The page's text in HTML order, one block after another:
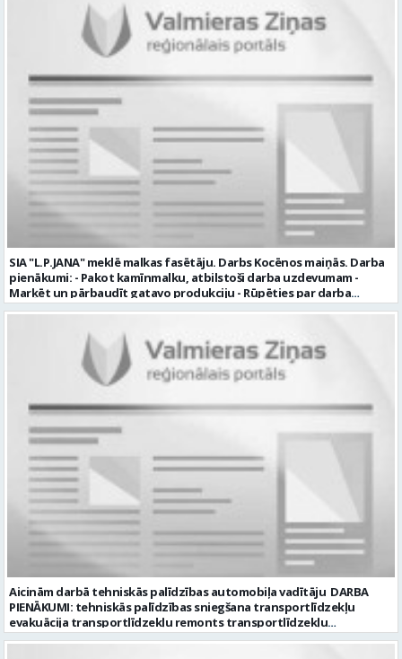
profesionālā izglītība augsta atbildības sajūta, precizitāte un labas
komunikācijas spējas labas iemaņas darbā ar datoru un
elektronisko kases aparātu UZŅĒMUMS PIEDĀVĀ: darbu stabilā
uzņēmumā darba laiku: maiņu grafiks (1. dežūra no plkst. 05.20 līdz
plkst. 16.20 un 2.dežūra no plkst. 12.50-21.00) darba samaksu sākot no
1100 līdz 1250 EUR (pirms nodokļu nomaksas) pilnas sociālās
garantijas veselības apdrošināšanas iespējas dinamisku un
profesionālu darba vidi apmācību pirms darba pienākumu
uzsākšanas CV ar norādi vakancei „dispečers Valmierā” iesniegt līdz
2026. gada 21. augustam (ieskaitot): sūtot elektroniski uz info@vtu-
valmiera.lv personīgi SIA „VTU Valmiera”, Reģ.nr. 40003004220,
„Brandeļi”, Brandeļi, Kocēnu pagasts, Valmieras novads, personāla
daļā darba dienās no plkst. 13:00 līdz 16:00. 2 nedēļu laikā pēc
konkursa termiņa beigām sazināsimies ar pretendentiem, kuri tiks
aicināti uz tikšanos klātienē. Informācijai: 29231565 * Iesniegtos
personas datus SIA “VTU VALMIERA” izmantos, lai konkursa kārtībā
noteiktu vakancei atbilstošāko kandidātu. Ja kandidāts vēlas, lai
viņa personas dati tiktu saglabāti SIA “VTU VALMIERA” iekšējā datu
bāzē ar mērķi tos apstrādāt citos SIA “VTU VALMIERA” personāla
atlases konkursos, tad pieteikumā vakancei lūdzam kandidātam
norādīt savu piekrišanu personas datu saglabāšanai. Profesija:
TRANSPORTA DISPEČERS Darba vietas adrese: LATVIJA, Stacijas iela 1,
Valmiera, Valmieras nov. Darba laika veids: Summētais darba laiks
Darba veids: Darbinieka amats uz nenoteiktu laiku Slodze: Viena
vesela slodze Darbības joma: Pakalpojumi Pieteikto vietu skaits: 1
Līgums: Darbinieka amats uz nenoteiktu laiku Aktuāla līdz: 2026-08-
21 Kontaktpersona: CV ar norādi vakancei lūdzu sūtīt uz e-pastu
Vispārējā vidējā izglītība
SIA "L.P.JANA" meklē malkas fasētāju. Darbs Kocēnos maiņās. Darba
pienākumi: - Pakot kamīnmalku, atbilstoši darba uzdevumam -
Marķēt un pārbaudīt gatavo produkciju - Rūpēties par darba
kvalitāti un kārtību darba vietā Prasības kandidātiem: - Laba fiziskā
Uzņēmums piedāvā: - Atalgojumu EUR 1200 bruto (atkarīgs no
padarītā) - Vienmēr laikā izmaksātu algu - Profesionālus un
atbalstošus kolēģus Lūgums CV sūtīt uz e- pastu:
pasutijumi@lpjana.lv vai zvanīt pa tālruni: 28319289 Profesija:
SAIŅOŠANAS OPERATORS Algas izmaksas veids: Laika darba alga
Darba vietas adrese: LATVIJA, Gravas iela 2, Kocēni, Kocēnu pag.,
Valmieras nov. Slodze: Viena vesela slodze Darbības joma: Ražošana
Pieteikto vietu skaits: 2 Aktuāla līdz: 2027-09-07 Darba sākšanas
datums: 2026-08-17 Kontaktpersona: Davids Pavlovs
Aicinām darbā tehniskās palīdzības automobiļa vadītāju DARBA
PIENĀKUMI: tehniskās palīdzības sniegšana transportlīdzekļu
evakuācija transportlīdzekļu remonts transportlīdzekļu
sagatavošana tehniskai apskatei PRASĪBAS PRETENDENTIEM: